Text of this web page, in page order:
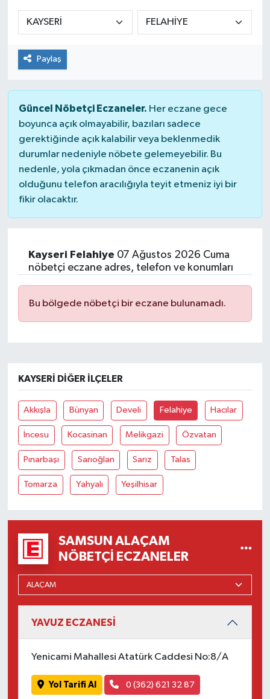
Paylaş
Güncel Nöbetçi Eczaneler. Her eczane gece
boyunca açık olmayabilir, bazıları sadece
gerektiğinde açık kalabilir veya beklenmedik
durumlar nedeniyle nöbete gelemeyebilir. Bu
nedenle, yola çıkmadan önce eczanenin açık
olduğunu telefon aracılığıyla teyit etmeniz iyi bir
fikir olacaktır.
Kayseri Felahiye 07 Ağustos 2026 Cuma
nöbetçi eczane adres, telefon ve konumları
Bu bölgede nöbetçi bir eczane bulunamadı.
KAYSERI DIĞER İLÇELER
Akkışla Bünyan Develi Felahiye Hacılar
İncesu Kocasinan Melikgazi Özvatan
Pınarbaşı Sarıoğlan Sarız Talas
Tomarza Yahyalı Yeşilhisar
SAMSUN ALAÇAM
NÖBETÇI ECZANELER
YAVUZ ECZANESİ
Yenicami Mahallesi Atatürk Caddesi No:8/A
Yol Tarifi Al 0 (362) 621 32 87
Manşet Haberi